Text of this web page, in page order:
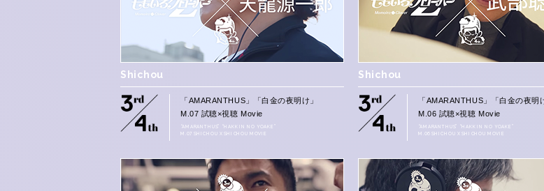
Shichou
「AMARANTHUS」「白金の夜明け」
M.07 試聴×視聴 Movie
“AMARANTHUS” “HAKKIN NO YOAKE”
M.07 SHICHOU X SHICHOU MOVIE
Shichou
「AMARANTHUS」「白金の夜明
M.06 試聴×視聴 Movie
“AMARANTHUS” “HAKKIN NO YOAKE”
M.06 SHICHOU X SHICHOU MOVIE